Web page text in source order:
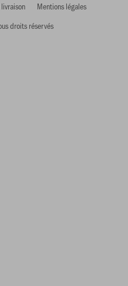
droits réservés
Mentions légales